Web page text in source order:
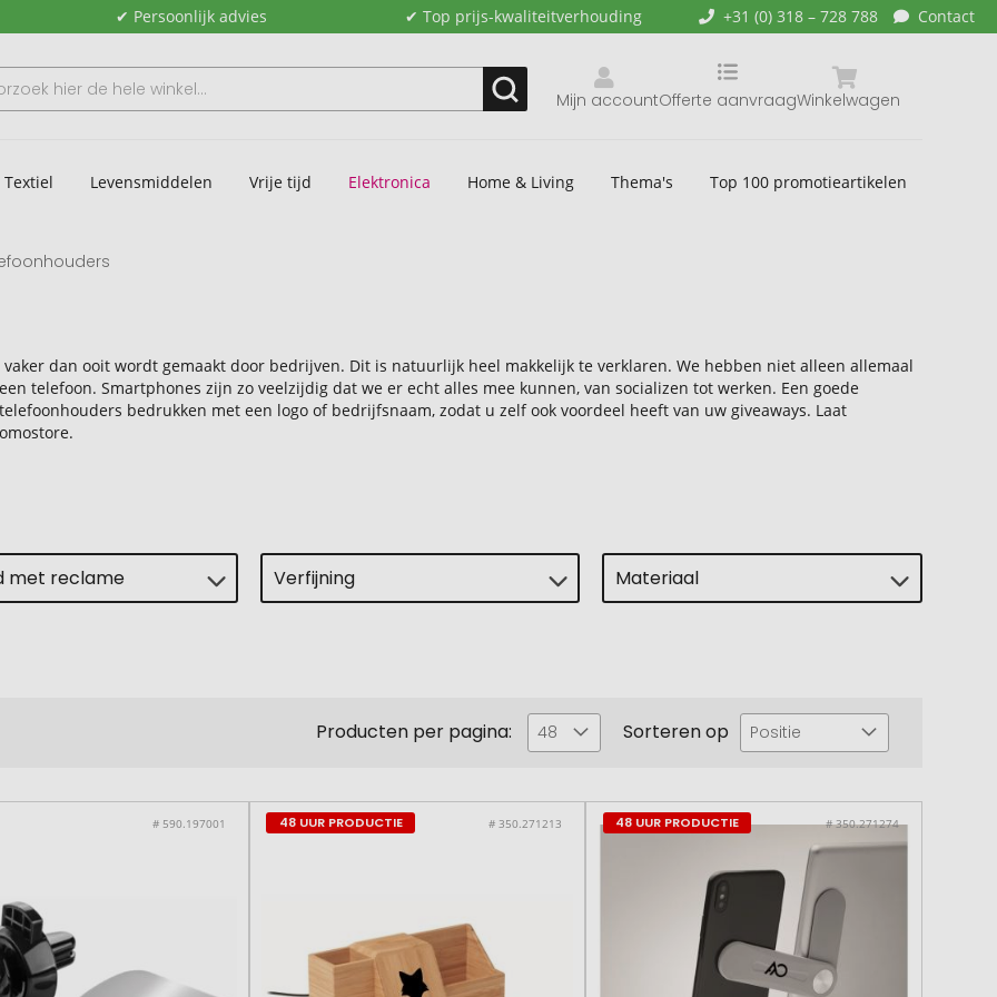
✔ Persoonlijk advies ✔ Top prijs-kwaliteitverhouding +31 (0) 318 – 728 788 Contact
Mijn account Winkelwagen
Offerte aanvraag
Textiel Levensmiddelen Vrije tijd Elektronica Home & Living Thema's Top 100 promotieartikelen
dan ooit wordt gemaakt door bedrijven. Dit is natuurlijk heel makkelijk te verklaren. We hebben niet alleen allemaal
telefoon. Smartphones zijn zo veelzijdig dat we er echt alles mee kunnen, van socializen tot werken. Een goede
bedrukken met een logo of bedrijfsnaam, zodat u zelf ook voordeel heeft van uw giveaways. Laat
met reclame Verfijning Materiaal
Producten per pagina: 48 Sorteren op Positie
# 590.197001 48 UUR PRODUCTIE # 350.271213 48 UUR PRODUCTIE # 350.271274